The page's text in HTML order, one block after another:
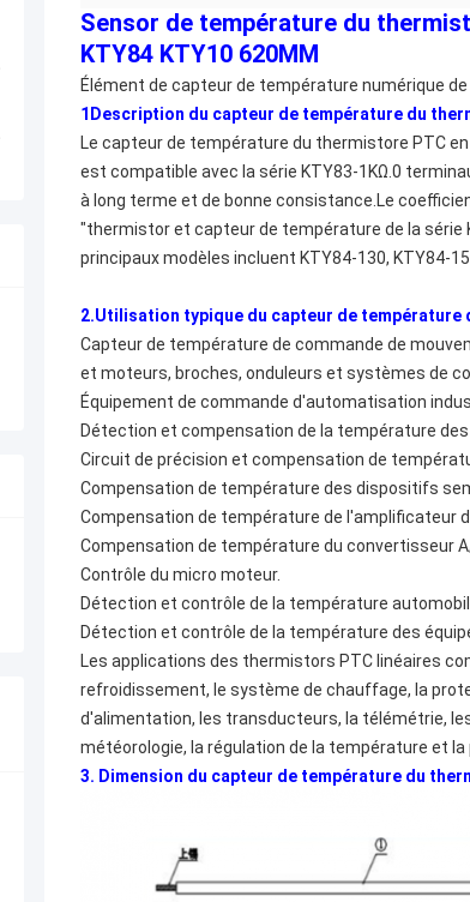
Sensor de température du
KTY84 KTY10 620MM
Élément de capteur de température numérique
1Description du capteur de température du
Le capteur de température du thermistore PTC
est compatible avec la série KTY83-1KΩ.0
à long terme et de bonne consistance.Le
"thermistor et capteur de température de la
principaux modèles incluent KTY84-130, KTY84-
2.Utilisation typique du capteur de température
Capteur de température de commande de
et moteurs, broches, onduleurs et systèmes de
Équipement de commande d'automatisation
Détection et compensation de la température
Circuit de précision et compensation de
Compensation de température des dispositifs
Compensation de température de l'amplificateur
Compensation de température du convertisseur
Contrôle du micro moteur.
Détection et contrôle de la température
Détection et contrôle de la température des
Les applications des thermistors PTC linéaires
refroidissement, le système de chauffage, la
d'alimentation, les transducteurs, la télémétrie,
météorologie, la régulation de la température et
3. Dimension du capteur de température du